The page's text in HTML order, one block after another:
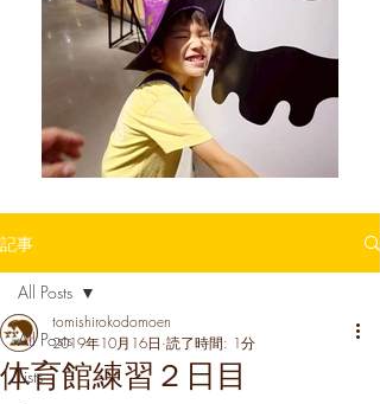
記事
All Posts
Lists
All Posts
体育館練習２日目
tomishirokodomoen
2019年10月16日 読了時間: 1分